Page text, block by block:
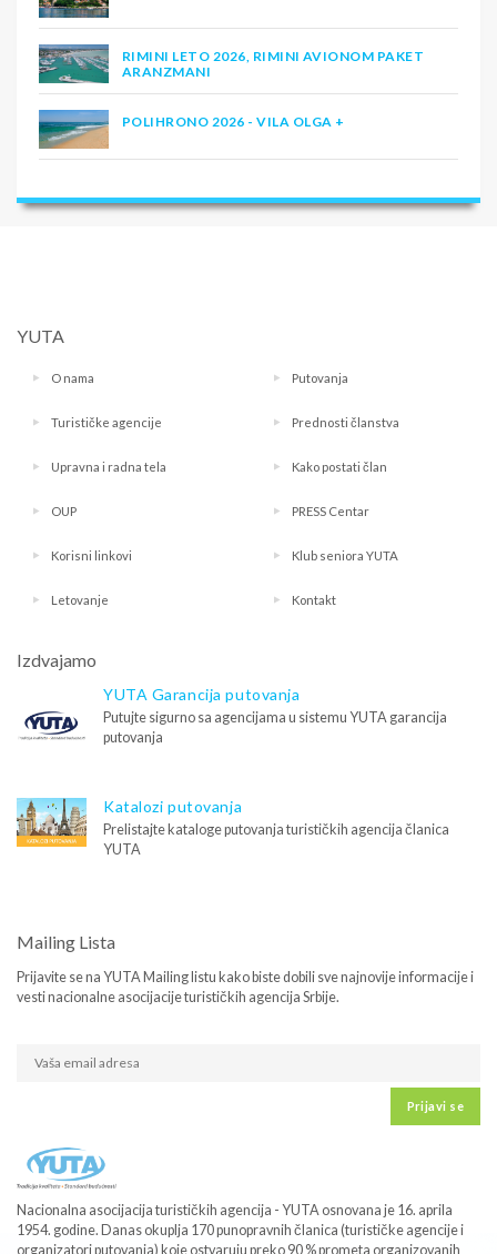
RIMINI LETO 2026, RIMINI AVIONOM PAKET
ARANZMANI
POLIHRONO 2026 - VILA OLGA +
YUTA
O nama Putovanja
Turističke agencije Prednosti članstva
Upravna i radna tela Kako postati član
OUP PRESS Centar
Korisni linkovi Klub seniora YUTA
Letovanje Kontakt
Izdvajamo
YUTA Garancija putovanja
Putujte sigurno sa agencijama u sistemu YUTA garancija
putovanja
Katalozi putovanja
Prelistajte kataloge putovanja turističkih agencija članica
YUTA
Mailing Lista
Prijavite se na YUTA Mailing listu kako biste dobili sve najnovije informacije i
vesti nacionalne asocijacije turističkih agencija Srbije.
Prijavi se
Nacionalna asocijacija turističkih agencija - YUTA osnovana je 16. aprila
1954. godine. Danas okuplja 170 punopravnih članica (turističke agencije i
organizatori putovanja) koje ostvaruju preko 90 % prometa organizovanih